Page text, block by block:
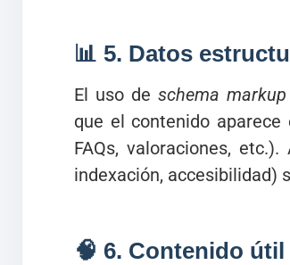
📊 5. Datos
El uso de schema markup
que el contenido
FAQs, valoraciones,
indexación, accesibilidad)
🧠 6. Contenido útil